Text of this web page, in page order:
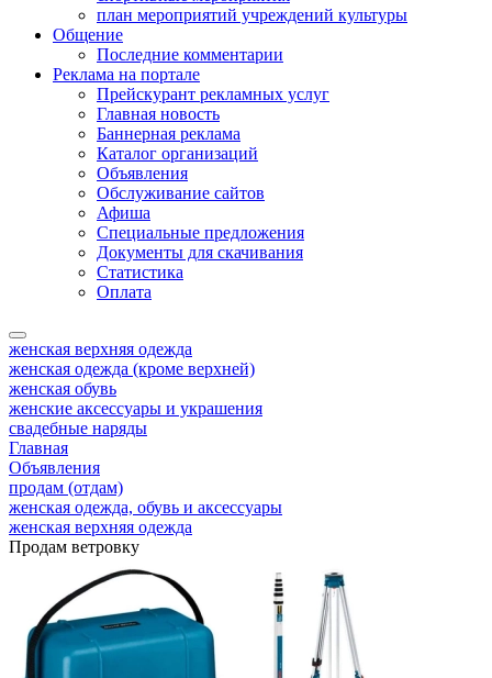
план мероприятий учреждений культуры
Общение
Последние комментарии
Реклама на портале
Прейскурант рекламных услуг
Главная новость
Баннерная реклама
Каталог организаций
Объявления
Обслуживание сайтов
Афиша
Специальные предложения
Документы для скачивания
Статистика
Оплата
женская верхняя одежда
женская одежда (кроме верхней)
женская обувь
женские аксессуары и украшения
свадебные наряды
Главная
Объявления
продам (отдам)
женская одежда, обувь и аксессуары
женская верхняя одежда
Продам ветровку